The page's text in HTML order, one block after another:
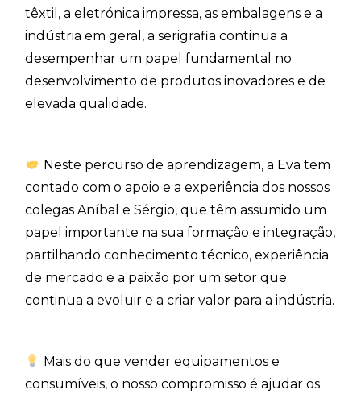
têxtil, a eletrónica impressa, as embalagens e a
indústria em geral, a serigrafia continua a
desempenhar um papel fundamental no
desenvolvimento de produtos inovadores e de
elevada qualidade.
Neste percurso de aprendizagem, a Eva tem
contado com o apoio e a experiência dos nossos
colegas Aníbal e Sérgio, que têm assumido um
papel importante na sua formação e integração,
partilhando conhecimento técnico, experiência
de mercado e a paixão por um setor que
continua a evoluir e a criar valor para a indústria.
Mais do que vender equipamentos e
consumíveis, o nosso compromisso é ajudar os